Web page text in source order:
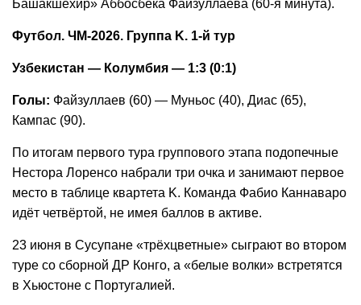
Башакшехир» Аббосбека Файзуллаева (60-я минута).
Футбол. ЧМ-2026. Группа K. 1-й тур
Узбекистан — Колумбия — 1:3 (0:1)
Голы: Файзуллаев (60) — Муньос (40), Диас (65),
Кампас (90).
По итогам первого тура группового этапа подопечные
Нестора Лоренсо набрали три очка и занимают первое
место в таблице квартета K. Команда Фабио Каннаваро
идёт четвёртой, не имея баллов в активе.
23 июня в Сусупане «трёхцветные» сыграют во втором
туре со сборной ДР Конго, а «белые волки» встретятся
в Хьюстоне с Португалией.